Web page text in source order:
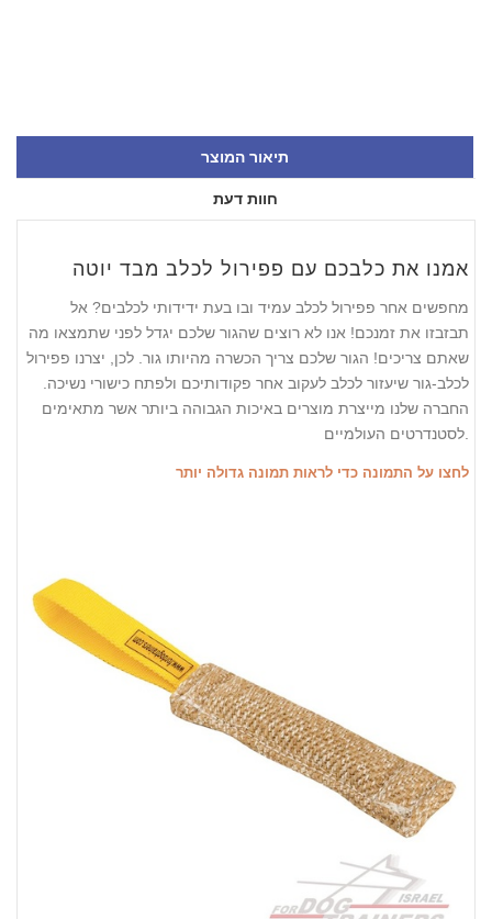
תיאור המוצר
חוות דעת
אמנו את כלבכם עם פפירול לכלב מבד יוטה
מחפשים אחר פפירול לכלב עמיד ובו בעת ידידותי לכלבים? אל
תבזבזו את זמנכם! אנו לא רוצים שהגור שלכם יגדל לפני שתמצאו מה
שאתם צריכים! הגור שלכם צריך הכשרה מהיותו גור. לכן, יצרנו פפירול
לכלב-גור שיעזור לכלב לעקוב אחר פקודותיכם ולפתח כישורי נשיכה.
החברה שלנו מייצרת מוצרים באיכות הגבוהה ביותר אשר מתאימים
לחצו על התמונה כדי לראות תמונה גדולה יותר